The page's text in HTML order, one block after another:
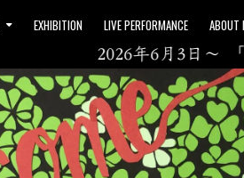
EXHIBITION LIVE PERFORMANCE ABOUT
2026年6月3日～ 「ア